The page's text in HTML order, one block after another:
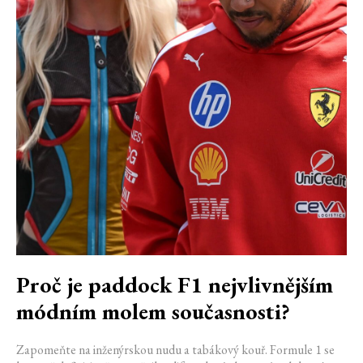
Proč je paddock F1 nejvlivnějším
módním molem současnosti?
Zapomeňte na inženýrskou nudu a tabákový kouř. Formule 1 se